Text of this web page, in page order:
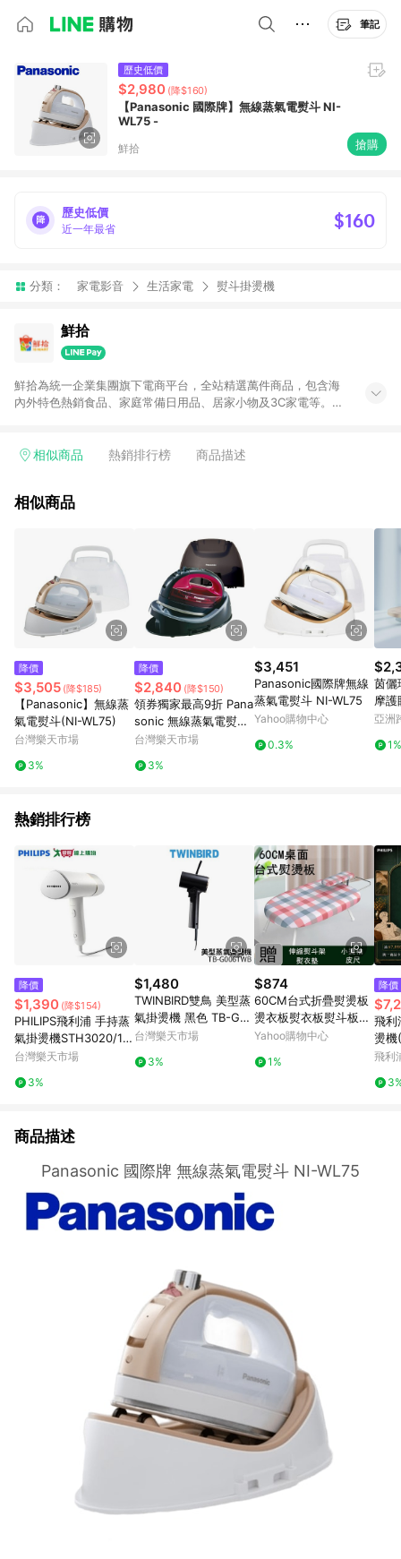
筆記
歷史低價
$2,980 (降$160)
【Panasonic 國際牌】無線蒸氣電熨斗 NI-
WL75 -
鮮拾 搶購
歷史低價
近一年最省 $160
分類： 家電影音 生活家電 熨斗掛燙機
鮮拾
鮮拾為統一企業集團旗下電商平台，全站精選萬件商品，包含海
內外特色熱銷食品、家庭常備日用品、居家小物及3C家電等。全
有好康。LINE好友招募中搜尋@10mart。 ＊特定 iPhone17 將不
相似商品 熱銷排行榜 商品描述
相似商品
降價
$3,505 (降$185)
【Panasonic】無線蒸
氣電熨斗(NI-WL75)
台灣樂天市場
3%
降價
$2,840 (降$150)
領券獨家最高9折 Pana
sonic 無線蒸氣電熨斗
NI-WL50
台灣樂天市場
3%
$3,451
Panasonic國際牌無線
蒸氣電熨斗 NI-WL75
Yahoo購物中心
0.3%
茵儷
摩護
亞洲
1%
熱銷排行榜
降價
$1,390 (降$154)
PHILIPS飛利浦 手持蒸
氣掛燙機STH3020/13
【愛買】
台灣樂天市場
3%
$1,480
TWINBIRD雙鳥 美型蒸
氣掛燙機 黑色 TB-G00
6TW/TB-G006TWB
台灣樂天市場
3%
$874
60CM台式折疊熨燙板
燙衣板熨衣板熨斗板墊
熨衣墊
Yahoo購物中心
1%
降價
飛利
燙機
熨星
飛利
商品描述
Panasonic 國際牌 無線蒸氣電熨斗 NI-WL75